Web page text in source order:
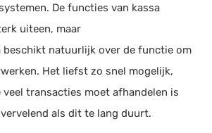
De functies van kassa
uiteen, maar
beschikt natuurlijk over de functie om
Het liefst zo snel mogelijk,
transacties moet afhandelen is
als dit te lang duurt.